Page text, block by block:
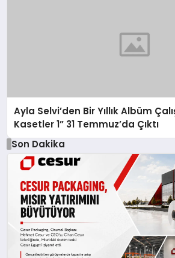
Ayla Selvi’den Bir Yıllık Albüm
Kasetler 1” 31 Temmuz’da Çıktı
Son Dakika